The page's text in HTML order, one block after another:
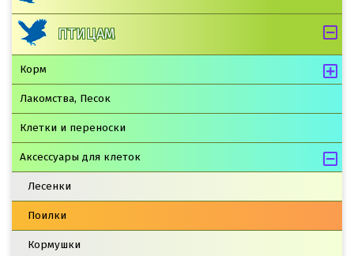
ПТИЦАМ
Корм
Лакомства, Песок
Клетки и переноски
Аксессуары для клеток
Лесенки
Поилки
Кормушки